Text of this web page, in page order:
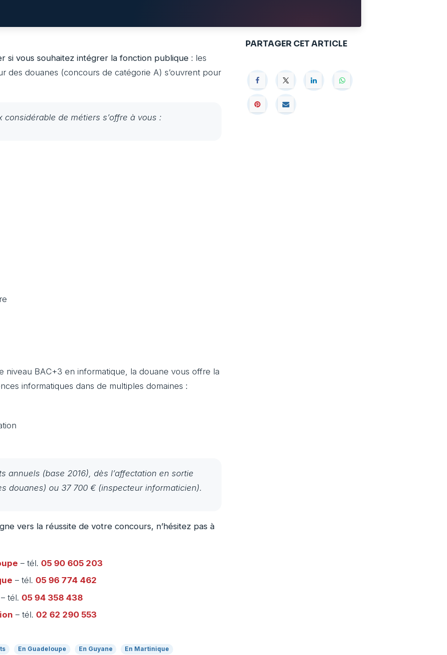
si vous souhaitez intégrer la fonction publique : les
des douanes (concours de catégorie A) s’ouvrent pour
considérable de métiers s’offre à vous :
niveau BAC+3 en informatique, la douane vous offre la
informatiques dans de multiples domaines :
annuels (base 2016), dès l’affectation en sortie
douanes) ou 37 700 € (inspecteur informaticien).
vers la réussite de votre concours, n’hésitez pas à
– tél. 05 90 605 203
– tél. 05 96 774 462
– tél. 05 94 358 438
– tél. 02 62 290 553
En Guadeloupe En Guyane
En Martinique
PARTAGER CET ARTICLE